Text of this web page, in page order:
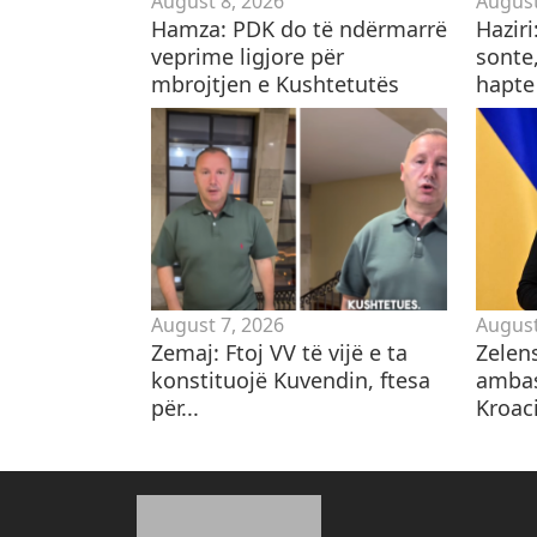
Hamza: PDK do të ndërmarrë
veprime ligjore për
mbrojtjen e Kushtetutës
August 7, 2026
Zemaj: Ftoj VV të vijë e ta
konstituojë Kuvendin, ftesa
për...